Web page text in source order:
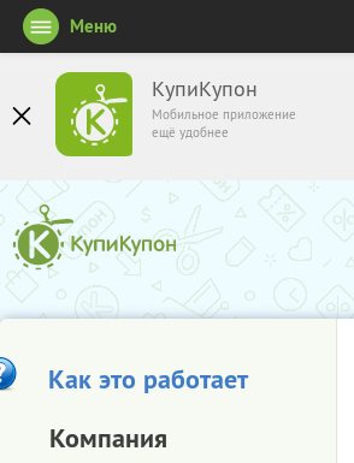
КупиКупон
Мобильное приложение
ещё удобнее
Меню
Как это работает
Компания